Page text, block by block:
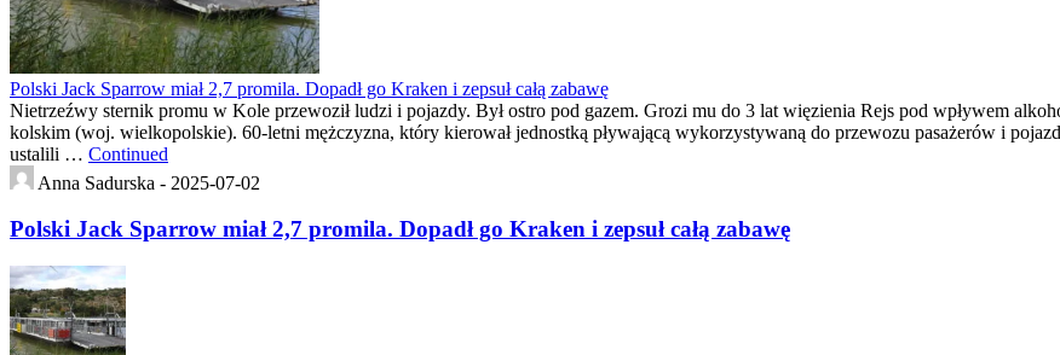
Polski Jack Sparrow miał 2,7 promila. Dopadł go Kraken i zepsuł całą zabawę
Nietrzeźwy sternik promu w Kole przewoził ludzi i pojazdy. Był ostro pod gazem. Grozi mu do 3 lat więzienia Rejs pod wpływem
kolskim (woj. wielkopolskie). 60-letni mężczyzna, który kierował jednostką pływającą wykorzystywaną do przewozu pasażerów i
ustalili … Continued
Anna Sadurska - 2025-07-02
Polski Jack Sparrow miał 2,7 promila. Dopadł go Kraken i zepsuł całą zabawę